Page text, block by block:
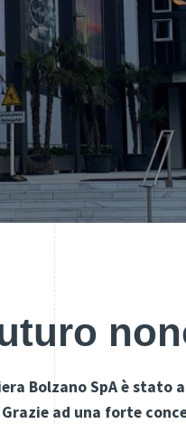
Bolzano SpA è
ad una forte